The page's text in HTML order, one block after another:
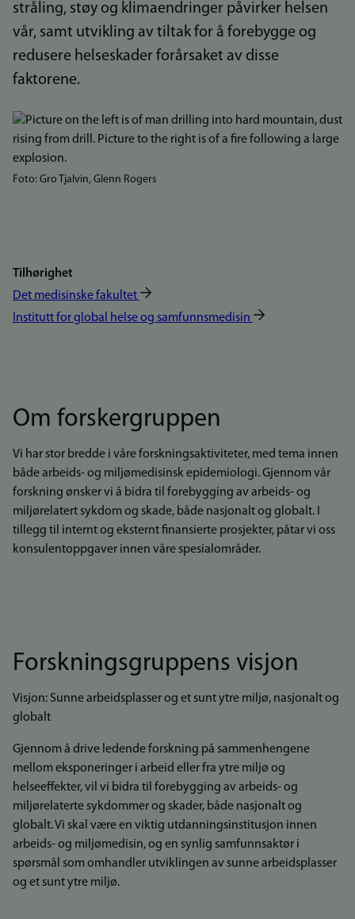
stråling, støy og klimaendringer påvirker helsen
vår, samt utvikling av tiltak for å forebygge og
redusere helseskader forårsaket av disse
faktorene.
Bilde
Foto: Gro Tjalvin, Glenn Rogers
Tilhørighet
Det medisinske fakultet
Institutt for global helse og samfunnsmedisin
Om forskergruppen
Vi har stor bredde i våre forskningsaktiviteter, med tema innen
både arbeids- og miljømedisinsk epidemiologi. Gjennom vår
forskning ønsker vi å bidra til forebygging av arbeids- og
miljørelatert sykdom og skade, både nasjonalt og globalt. I
tillegg til internt og eksternt finansierte prosjekter, påtar vi oss
konsulentoppgaver innen våre spesialområder.
Forskningsgruppens visjon
Visjon: Sunne arbeidsplasser og et sunt ytre miljø, nasjonalt og
globalt
Gjennom å drive ledende forskning på sammenhengene
mellom eksponeringer i arbeid eller fra ytre miljø og
helseeffekter, vil vi bidra til forebygging av arbeids- og
miljørelaterte sykdommer og skader, både nasjonalt og
globalt. Vi skal være en viktig utdanningsinstitusjon innen
arbeids- og miljømedisin, og en synlig samfunnsaktør i
spørsmål som omhandler utviklingen av sunne arbeidsplasser
og et sunt ytre miljø.